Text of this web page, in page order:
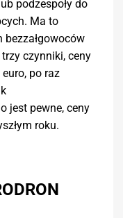
podzespoły do
Ma to
bezzałgowoców
czynniki, ceny
po raz
jest pewne, ceny
roku.